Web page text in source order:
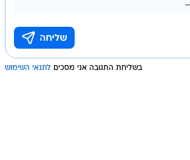
בשליחת התגובה אני מסכים לתנאי השימוש